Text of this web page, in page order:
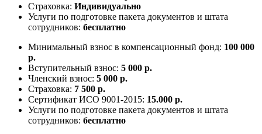
Страховка: Индивидуально
Услуги по подготовке пакета документов и штата
сотрудников: бесплатно
Минимальный взнос в компенсационный фонд: 100 000
р.
Вступительный взнос: 5 000 р.
Членский взнос: 5 000 р.
Страховка: 7 500 р.
Сертификат ИСО 9001-2015: 15.000 р.
Услуги по подготовке пакета документов и штата
сотрудников: бесплатно